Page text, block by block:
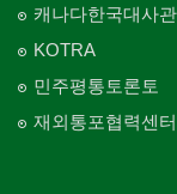
캐나다한국대사관
KOTRA
민주평통토론토
재외통포협력센터